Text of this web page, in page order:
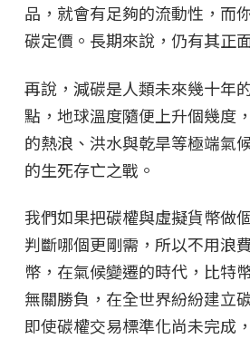
品，就會有足夠的流動性，而
碳定價。長期來說，仍有其正
再說，減碳是人類未來幾十年
點，地球溫度隨便上升個幾度
的熱浪、洪水與乾旱等極端氣
的生死存亡之戰。
我們如果把碳權與虛擬貨幣做
判斷哪個更剛需，所以不用浪
幣，在氣候變遷的時代，比特
無關勝負，在全世界紛紛建立
即使碳權交易標準化尚未完成